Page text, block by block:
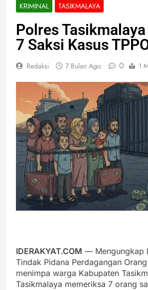
KRIMINAL TASIKMALAYA
Polres
7 Saksi Kasus
Redaksi 7 Bulan Ago 0 1
IDERAKYAT.COM — Mengungkap
Tindak Pidana Perdagangan
menimpa warga Kabupaten
Tasikmalaya memeriksa 7 orang